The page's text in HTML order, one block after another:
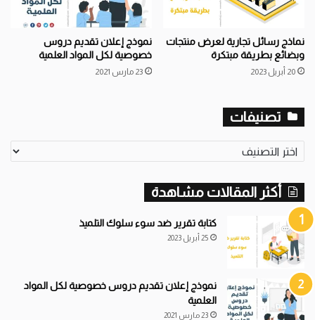
نماذج رسائل تجارية لعرض منتجات
وبضائع بطريقة مبتكرة
20 أبريل 2023
نموذج إعلان تقديم دروس
خصوصية لكل المواد العلمية
23 مارس 2021
تصنيفات
تصنيفات
أكثر المقالات مشاهدة
كتابة تقرير ضد سوء سلوك التلميذ
25 أبريل 2023
نموذج إعلان تقديم دروس خصوصية لكل المواد
العلمية
23 مارس 2021